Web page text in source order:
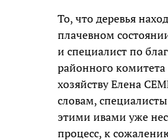
То, что деревья
плачевном
и специалист по
районного
хозяйству Елена
словам,
этими ивами уже
процесс, к